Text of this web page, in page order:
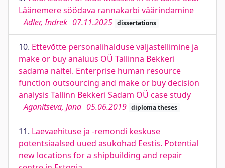
Läänemere söödava rannakarbi väärindamine
Adler, Indrek 07.11.2025 dissertations
10. Ettevõtte personalihalduse väljastellimine ja
make or buy analüüs OÜ Tallinna Bekkeri
sadama näitel. Enterprise human resource
function outsourcing and make or buy decision
analysis Tallinn Bekkeri Sadam OÜ case study
Aganitseva, Jana 05.06.2019 diploma theses
11. Laevaehituse ja -remondi keskuse
potentsiaalsed uued asukohad Eestis. Potential
new locations for a shipbuilding and repair